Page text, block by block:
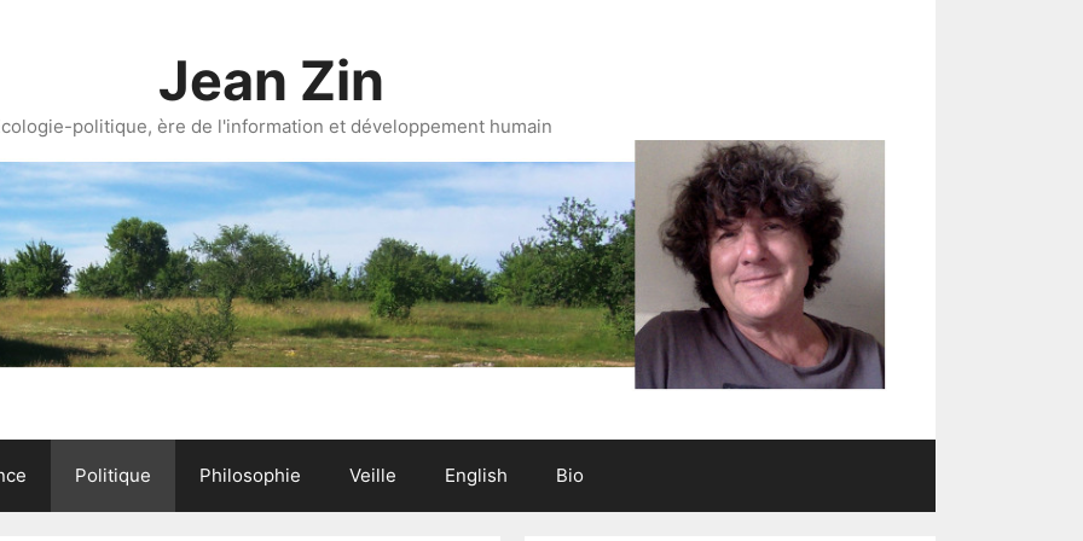
Jean Zin
politique, ère de l'information et développement humain
Politique Philosophie Veille English Bio